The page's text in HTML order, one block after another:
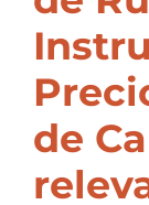
de